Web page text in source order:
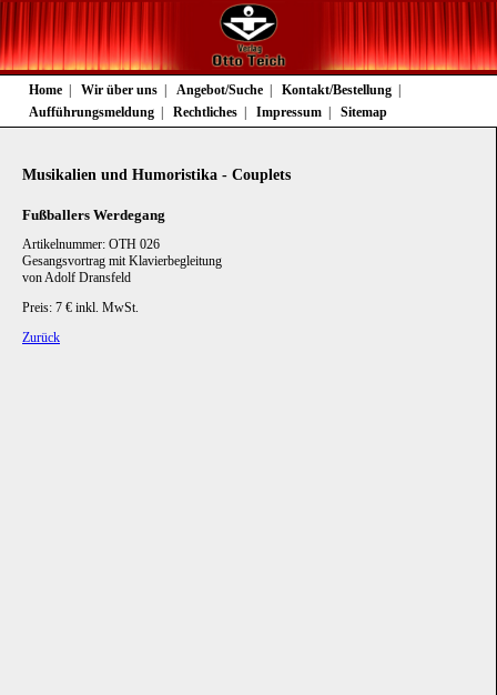
Navigation
überspringen
Home Wir über uns Angebot/Suche
Kontakt/Bestellung
Aufführungsmeldung
Rechtliches Impressum Sitemap
Musikalien und Humoristika - Couplets
Fußballers Werdegang
Artikelnummer: OTH 026
Gesangsvortrag mit Klavierbegleitung
von Adolf Dransfeld
Preis: 7 € inkl. MwSt.
Zurück